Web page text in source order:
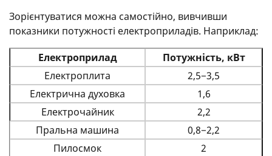
Зорієнтуватися можна самостійно, вивчивши
показники потужності електроприладів. Наприклад:
Електроприлад
Потужність, кВт
Електроплита
2,5−3,5
Електрична духовка
1,6
Електрочайник
2,2
Пральна машина
0,8−2,2
Пилосмок
2